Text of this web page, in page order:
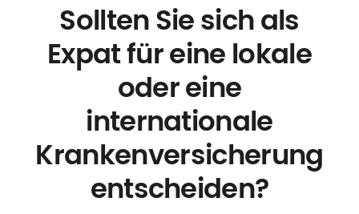
Sollten Sie sich als
Expat für eine lokale
oder eine
internationale
Krankenversicherung
entscheiden?